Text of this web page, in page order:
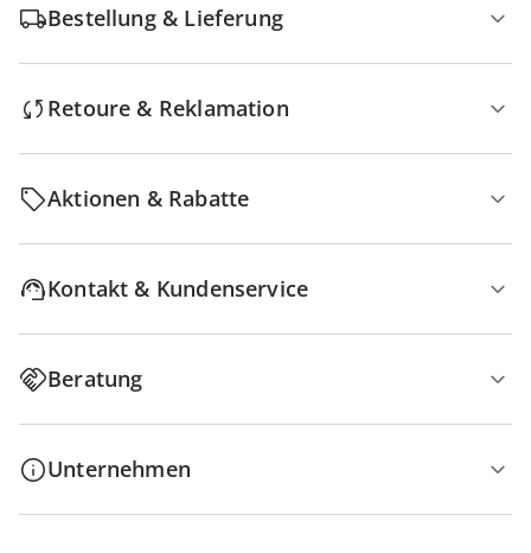
Bestellung & Lieferung
Retoure & Reklamation
Aktionen & Rabatte
Kontakt & Kundenservice
Beratung
Unternehmen